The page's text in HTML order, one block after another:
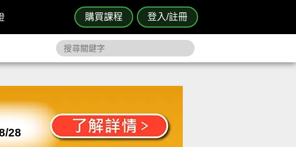
購買課程 登入/註冊
28